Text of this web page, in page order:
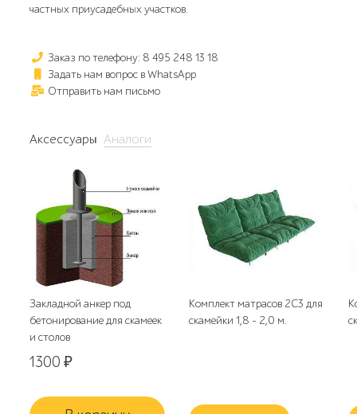
частных приусадебных участков.
Заказ по телефону: 8 495 248 13 18
Задать нам вопрос в WhatsApp
Отправить нам письмо
Аксессуары Аналоги
Закладной анкер под
бетонирование для скамеек
и столов
1300₽
Комплект матрасов 2С3 для
скамейки 1,8 - 2,0 м.